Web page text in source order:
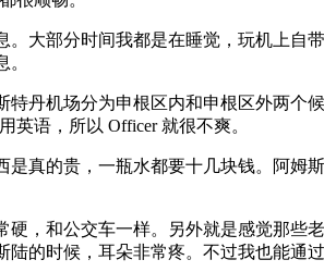
大部分时间我都是在睡觉，玩机上
丹机场分为申根区内和申根区外两
英语，所以 Officer 就很不爽。
真的贵，一瓶水都要十几块钱。阿
硬，和公交车一样。另外就是感觉那
的时候，耳朵非常疼。不过我也能通